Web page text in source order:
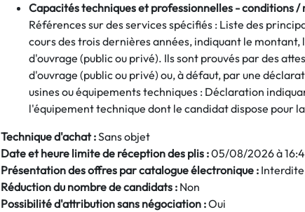
Capacités techniques et professionnelles - conditions /
Références sur des services spécifiés : Liste des
cours des trois dernières années, indiquant le montant,
d'ouvrage (public ou privé). Ils sont prouvés par des
d'ouvrage (public ou privé) ou, à défaut, par une
usines ou équipements techniques : Déclaration
l'équipement technique dont le candidat dispose pour
Technique d'achat :Sans objet
Date et heure limite de réception des plis :05/08/2026 à
Présentation des offres par catalogue électronique : Interdite
Réduction du nombre de candidats : Non
Possibilité d'attribution sans négociation :Oui